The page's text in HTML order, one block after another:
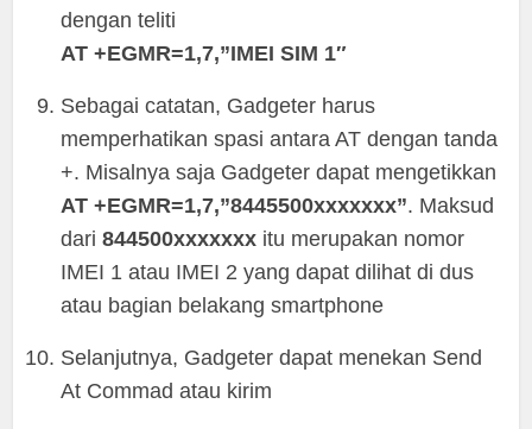
dengan teliti
AT +EGMR=1,7,”IMEI SIM 1″
Sebagai catatan, Gadgeter harus
memperhatikan spasi antara AT dengan tanda
+. Misalnya saja Gadgeter dapat mengetikkan
AT +EGMR=1,7,”8445500xxxxxxx”. Maksud
dari844500xxxxxxx itu merupakan nomor
IMEI 1 atau IMEI 2 yang dapat dilihat di dus
atau bagian belakang smartphone
Selanjutnya, Gadgeter dapat menekan Send
At Commad atau kirim